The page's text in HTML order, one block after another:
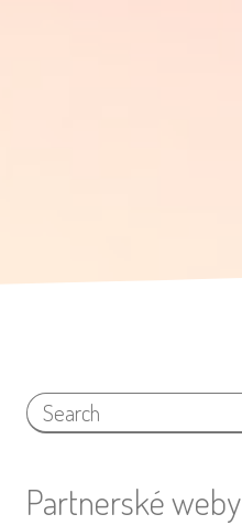
Partnerské weby